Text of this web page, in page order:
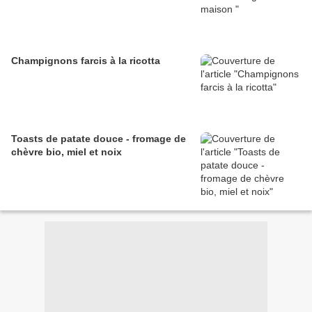
Champignons farcis à la ricotta
Toasts de patate douce - fromage de
chèvre bio, miel et noix